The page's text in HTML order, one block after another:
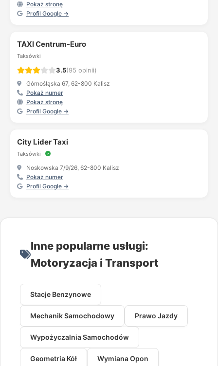
Pokaż stronę
Profil Google →
TAXI Centrum-Euro
Taksówki
3.5(95 opinii)
Górnośląska 67, 62-800 Kalisz
Pokaż numer
Pokaż stronę
Profil Google →
City Lider Taxi
Taksówki
Noskowska 7/9/26, 62-800 Kalisz
Pokaż numer
Profil Google →
Inne popularne usługi:
Motoryzacja i Transport
Stacje Benzynowe
Mechanik Samochodowy Prawo Jazdy
Wypożyczalnia Samochodów
Geometria Kół Wymiana Opon